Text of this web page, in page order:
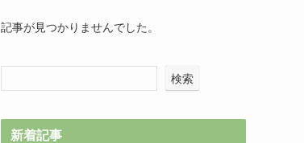
記事が見つかりませんでした。
検索
新着記事